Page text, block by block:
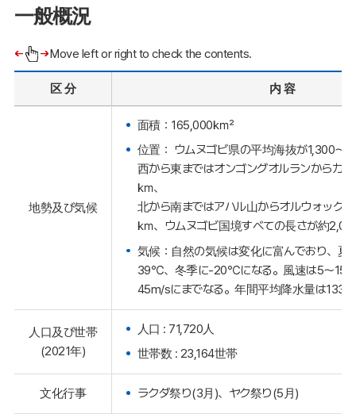
一般概況
Move left or right to check the contents.
区 分 内 容
地勢及び気候
面積：165,000㎢
位置： ウムヌゴビ県の平均海抜が1,300～
西から東まではオンゴングオルランからカ
㎞、
北から南まではアハル山からオルウォック
㎞、ウムヌゴビ国境すべての長さが約
気候：自然の気候は変化に富んでおり、
39℃、冬季に-20℃になる。風速は5～
45m/sにまでなる。年間平均降水量は133
人口及び世帯
(2021年)
人口 : 71,720人
世帯数 : 23,164世帯
文化行事 ラクダ祭り(3月)、ヤク祭り(5月)